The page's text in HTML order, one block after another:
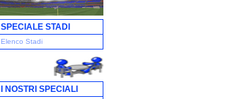
SPECIALE STADI
Elenco Stadi
I NOSTRI SPECIALI